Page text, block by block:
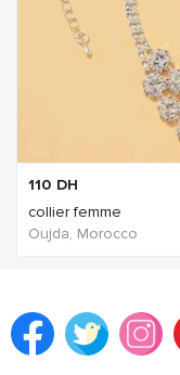
110 DH
collier femme
Oujda, Morocco